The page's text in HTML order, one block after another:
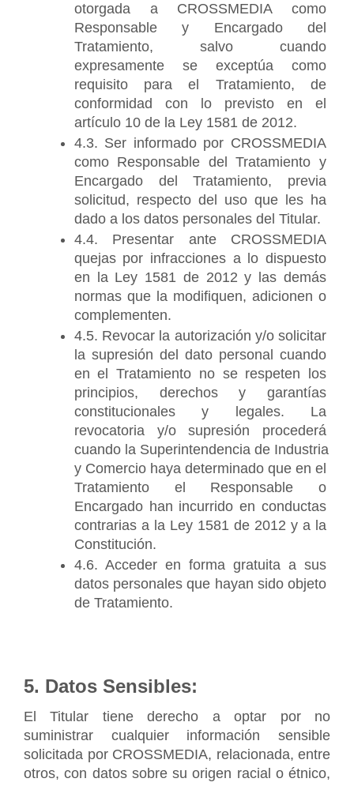
otorgada a CROSSMEDIA como
Responsable y Encargado del
Tratamiento, salvo cuando
expresamente se exceptúa como
requisito para el Tratamiento, de
conformidad con lo previsto en el
artículo 10 de la Ley 1581 de 2012.
4.3. Ser informado por CROSSMEDIA
como Responsable del Tratamiento y
Encargado del Tratamiento, previa
solicitud, respecto del uso que les ha
dado a los datos personales del Titular.
4.4. Presentar ante CROSSMEDIA
quejas por infracciones a lo dispuesto
en la Ley 1581 de 2012 y las demás
normas que la modifiquen, adicionen o
complementen.
4.5. Revocar la autorización y/o solicitar
la supresión del dato personal cuando
en el Tratamiento no se respeten los
principios, derechos y garantías
constitucionales y legales. La
revocatoria y/o supresión procederá
cuando la Superintendencia de Industria
y Comercio haya determinado que en el
Tratamiento el Responsable o
Encargado han incurrido en conductas
contrarias a la Ley 1581 de 2012 y a la
Constitución.
4.6. Acceder en forma gratuita a sus
datos personales que hayan sido objeto
de Tratamiento.
5. Datos Sensibles:
El Titular tiene derecho a optar por no
suministrar cualquier información sensible
solicitada por CROSSMEDIA, relacionada, entre
otros, con datos sobre su origen racial o étnico,